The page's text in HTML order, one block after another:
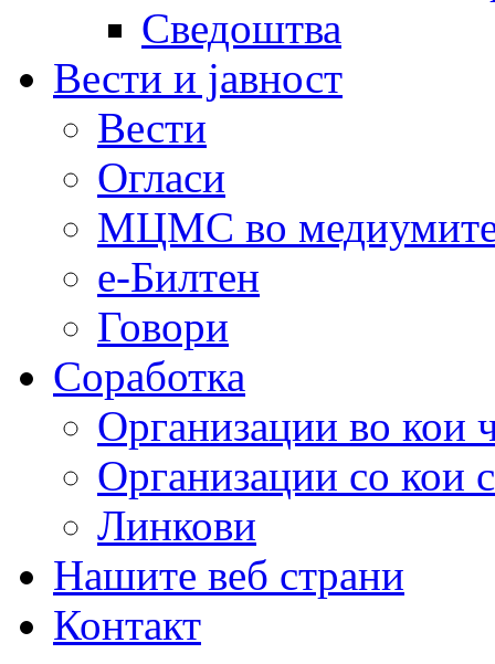
Сведоштва
Вести и јавност
Вести
Огласи
МЦМС во
е-Билтен
Говори
Соработка
Организации во кои
Организации со кои
Линкови
Нашите веб страни
Контакт